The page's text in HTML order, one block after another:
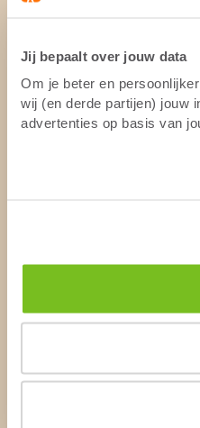
Jij bepaalt over jouw data
Om je beter en
wij (en derde partijen) jouw
advertenties op basis van